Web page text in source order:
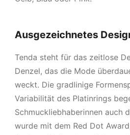
Ausgezeichnetes
Tenda steht für das zeitlose
Denzel, das die Mode
weckt. Die gradlinige
Variabilität des Platinrings
Schmuckliebhaberinnen auch
wurde mit dem Red Dot